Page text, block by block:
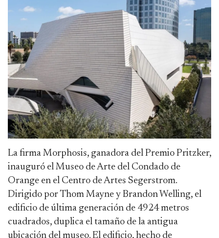
La firma Morphosis, ganadora del Premio Pritzker,
inauguró el Museo de Arte del Condado de
Orange en el Centro de Artes Segerstrom.
Dirigido por Thom Mayne y Brandon Welling, el
edificio de última generación de 4924 metros
cuadrados, duplica el tamaño de la antigua
ubicación del museo. El edificio, hecho de